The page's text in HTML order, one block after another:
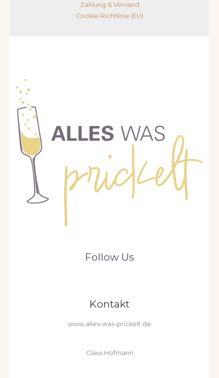
Zahlung & Versand
Cookie-Richtlinie (EU)
Follow Us
Kontakt
www.alles-was-prickelt.de
Claus Hofmann